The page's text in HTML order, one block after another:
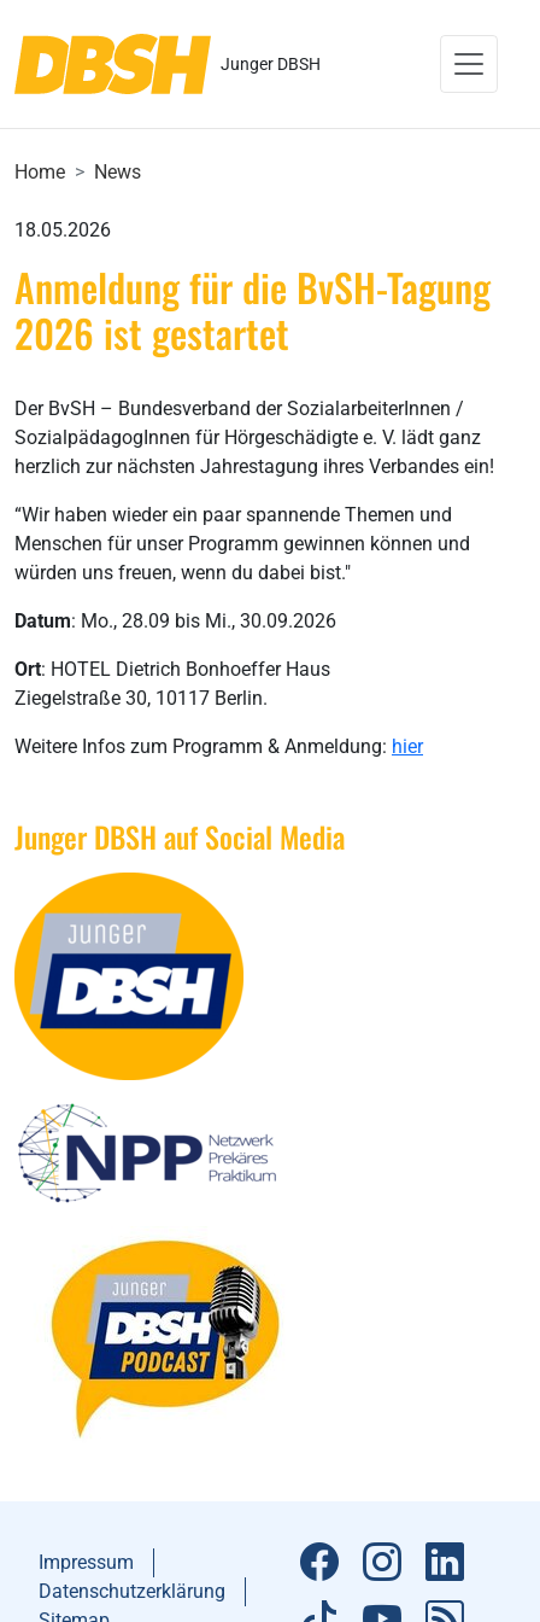
Junger DBSH
Home News
18.05.2026
Anmeldung für die BvSH-Tagung
2026 ist gestartet
Der BvSH – Bundesverband der SozialarbeiterInnen /
SozialpädagogInnen für Hörgeschädigte e. V. lädt ganz
herzlich zur nächsten Jahrestagung ihres Verbandes ein!
“Wir haben wieder ein paar spannende Themen und
Menschen für unser Programm gewinnen können und
würden uns freuen, wenn du dabei bist."
Datum: Mo., 28.09 bis Mi., 30.09.2026
Ort: HOTEL Dietrich Bonhoeffer Haus
Ziegelstraße 30, 10117 Berlin.
Weitere Infos zum Programm & Anmeldung: hier
Junger DBSH auf Social Media
Impressum
Datenschutzerklärung